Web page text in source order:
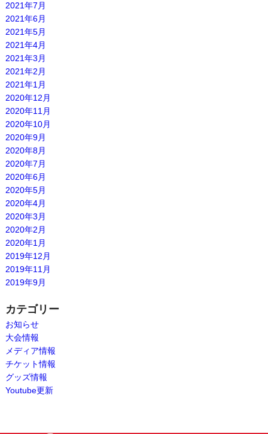
2021年7月
2021年6月
2021年5月
2021年4月
2021年3月
2021年2月
2021年1月
2020年12月
2020年11月
2020年10月
2020年9月
2020年8月
2020年7月
2020年6月
2020年5月
2020年4月
2020年3月
2020年2月
2020年1月
2019年12月
2019年11月
2019年9月
カテゴリー
お知らせ
大会情報
メディア情報
チケット情報
グッズ情報
Youtube更新